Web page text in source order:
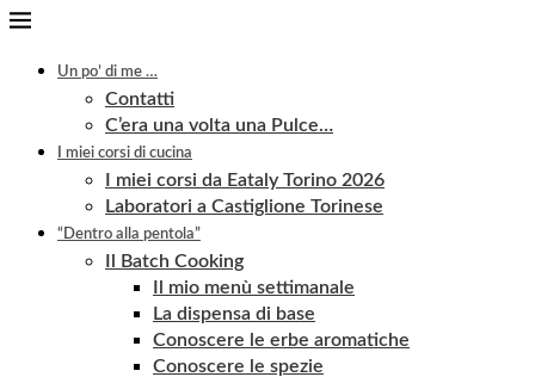
Un po’ di me …
Contatti
C’era una volta una Pulce…
I miei corsi di cucina
I miei corsi da Eataly Torino 2026
Laboratori a Castiglione Torinese
“Dentro alla pentola”
Il Batch Cooking
Il mio menù settimanale
La dispensa di base
Conoscere le erbe aromatiche
Conoscere le spezie